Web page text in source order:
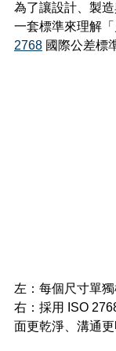
為了讓設計、製
一套標準來理解「
2768 國際公差標
左：每個尺寸單
右：採用 ISO
面更乾淨、溝通更